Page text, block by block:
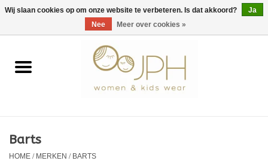
EUR/GBP/USD 0 Artikelen - €0,00
Home
Kids
Barts
HOME/MERKEN/BARTS
Wij slaan cookies op om onze website te verbeteren. Is dat akkoord?
Ja
Nee
Meer over cookies »